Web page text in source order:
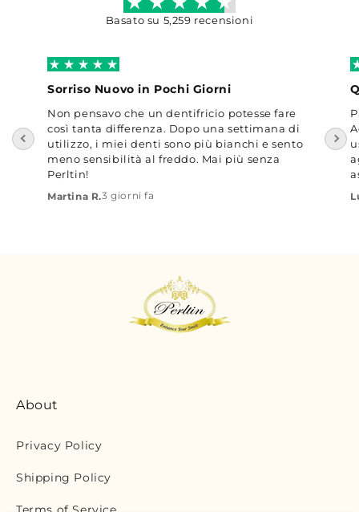
Basato su 5,259 recensioni
Sorriso Nuovo in Pochi Giorni
Non pensavo che un dentifricio potesse fare
così tanta differenza. Dopo una settimana di
utilizzo, i miei denti sono più bianchi e sento
meno sensibilità al freddo. Mai più senza
Perltin!
Martina R.3 giorni fa
About
Privacy Policy
Shipping Policy